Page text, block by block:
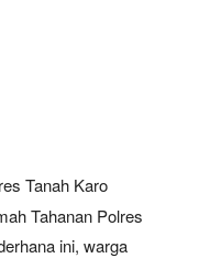
Tanah Karo
Tahanan Polres
ini, warga